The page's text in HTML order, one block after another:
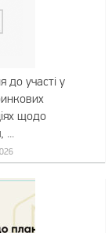
до участі у
щодо